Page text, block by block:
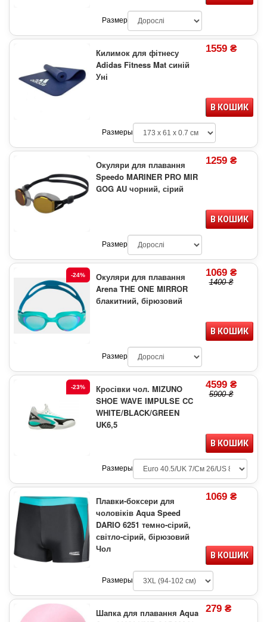
Размер
Килимок для фітнесу
Adidas Fitness Mat синій
Уні
1559 ₴
В КОШИК
Размеры
Окуляри для плавання
Speedo MARINER PRO MIR
GOG AU чорний, сірий
1259 ₴
В КОШИК
Размер
-24%
Окуляри для плавання
Arena THE ONE MIRROR
блакитний, бірюзовий
1069 ₴
1400 ₴
В КОШИК
Размер
-23%
Кросівки чол. MIZUNO
SHOE WAVE IMPULSE CC
WHITE/BLACK/GREEN
UK6,5
4599 ₴
5900 ₴
В КОШИК
Размеры
Плавки-боксери для
чоловіків Aqua Speed
DARIO 6251 темно-сірий,
світло-сірий, бірюзовий
Чол
1069 ₴
В КОШИК
Размеры
Шапка для плавання Aqua
279 ₴